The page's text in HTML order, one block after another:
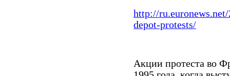
http://
depot-protests/
Акции протеста во